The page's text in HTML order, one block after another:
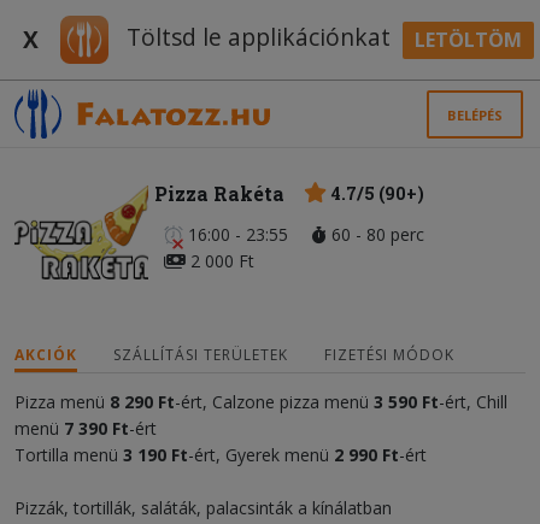
X Töltsd le applikációnkat LETÖLTÖM
BELÉPÉS
Pizza Rakéta
4.7/5 (90+)
16:00 - 23:55
60 - 80 perc
2 000 Ft
AKCIÓK SZÁLLÍTÁSI TERÜLETEK FIZETÉSI MÓDOK
Pizza menü 8 290 Ft-ért, Calzone pizza menü 3 590 Ft-ért, Chill
menü 7 390 Ft-ért
Tortilla menü 3 190 Ft-ért, Gyerek menü 2 990 Ft-ért
Pizzák, tortillák, saláták, palacsinták a kínálatban